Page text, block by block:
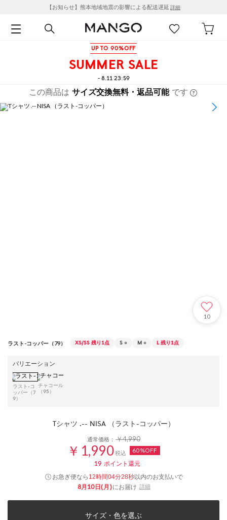
【お知らせ】熊本地域地震の影響による配送遅延 詳細
UP TO 90%OFF
SUMMER SALE
- 8.11 23:59
この商品は サイズ交換無料・返品可能 です
1/8
10
ラスト-コッパー（79） XS/SS 残り1点 S ○ M ○ L 残り1点
バリエーション
ラスト-コ
ッパー（7
9）
チャコール
（95）
Tシャツ .-- NISA （ラスト-コッパー）
通常価格：￥4,990
￥1,990税込 60%OFF
19 ポイント還元
お急ぎ便なら 12時間04分28秒以内のお支払いで
8月10日(月)にお届け 詳細
サイズ・色を選ぶ